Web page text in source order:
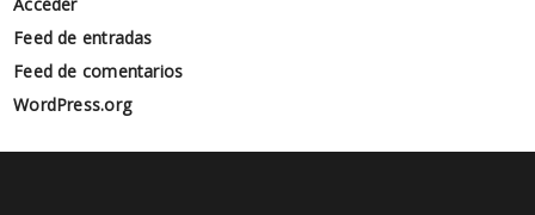
Feed de entradas
Feed de comentarios
WordPress.org